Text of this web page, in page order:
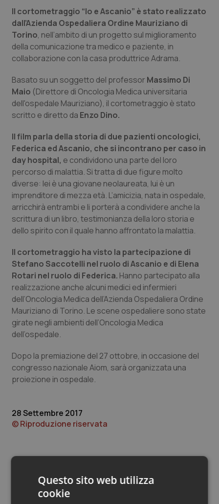
Lombardia
Marche
Molise
Piemonte
Provincia Autonoma di Bolzano
Provincia Autonoma di Trento
Puglia
Sardegna
Sicilia
Toscana
Umbria
Valle D’Aosta
Veneto
Dolore
Donna & Salute
Epatiti
HIV
Infezioni & Febbre
Ipertensione & Scompenso
Malattie rare
Malattia di Crohn & Rettocolite Ulcerosa
Neuroscienze & patologie neurodegenerative
Obesità
Oftalmologia
Oncodermatologia
Oncoematologia
Oncologia & Nutrizione
Psoriasi & pelle
Quotidiano Cardiologia
Quotidiano Chirurgia
Rene & patologie urogenitali
Il cortometraggio “Io e Ascanio” è stato realizzato
dall’Azienda Ospedaliera Ordine Mauriziano di
Torino, nell’ambito di un progetto sul miglioramento
della comunicazione tra medico e paziente, in
collaborazione con la casa produttrice Adrama.
Basato su un soggetto del professor Massimo Di
Maio (Direttore di Oncologia Medica universitaria
dell'ospedale Mauriziano), il cortometraggio è stato
scritto e diretto da Enzo Dino.
Il film parla della storia di due pazienti oncologici,
Federica ed Ascanio, che si incontrano per caso in
day hospital, e condividono una parte del loro
percorso di malattia. Si tratta di due figure molto
diverse: lei è una giovane neolaureata, lui è un
imprenditore di mezza età. L’amicizia, nata in ospedale,
arricchirà entrambi e li porterà a condividere anche la
scrittura di un libro, testimonianza della loro storia e
dello spirito con il quale hanno affrontato la malattia.
Il cortometraggio ha visto la partecipazione di
Stefano Saccotelli nel ruolo di Ascanio e di Elena
Rotari nel ruolo di Federica. Hanno partecipato alla
realizzazione anche alcuni medici ed infermieri
dell’Oncologia Medica dell’Azienda Ospedaliera Ordine
Mauriziano di Torino. Le scene ospedaliere sono state
girate negli ambienti dell’Oncologia Medica
dell’ospedale.
Dopo la premiazione del 27 ottobre, in occasione del
congresso nazionale Aiom, sarà organizzata una
proiezione in ospedale.
28 Settembre 2017
© Riproduzione riservata
Questo sito web utilizza
cookie